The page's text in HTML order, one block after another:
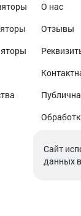
О нас
Отзывы
Cайт
данных